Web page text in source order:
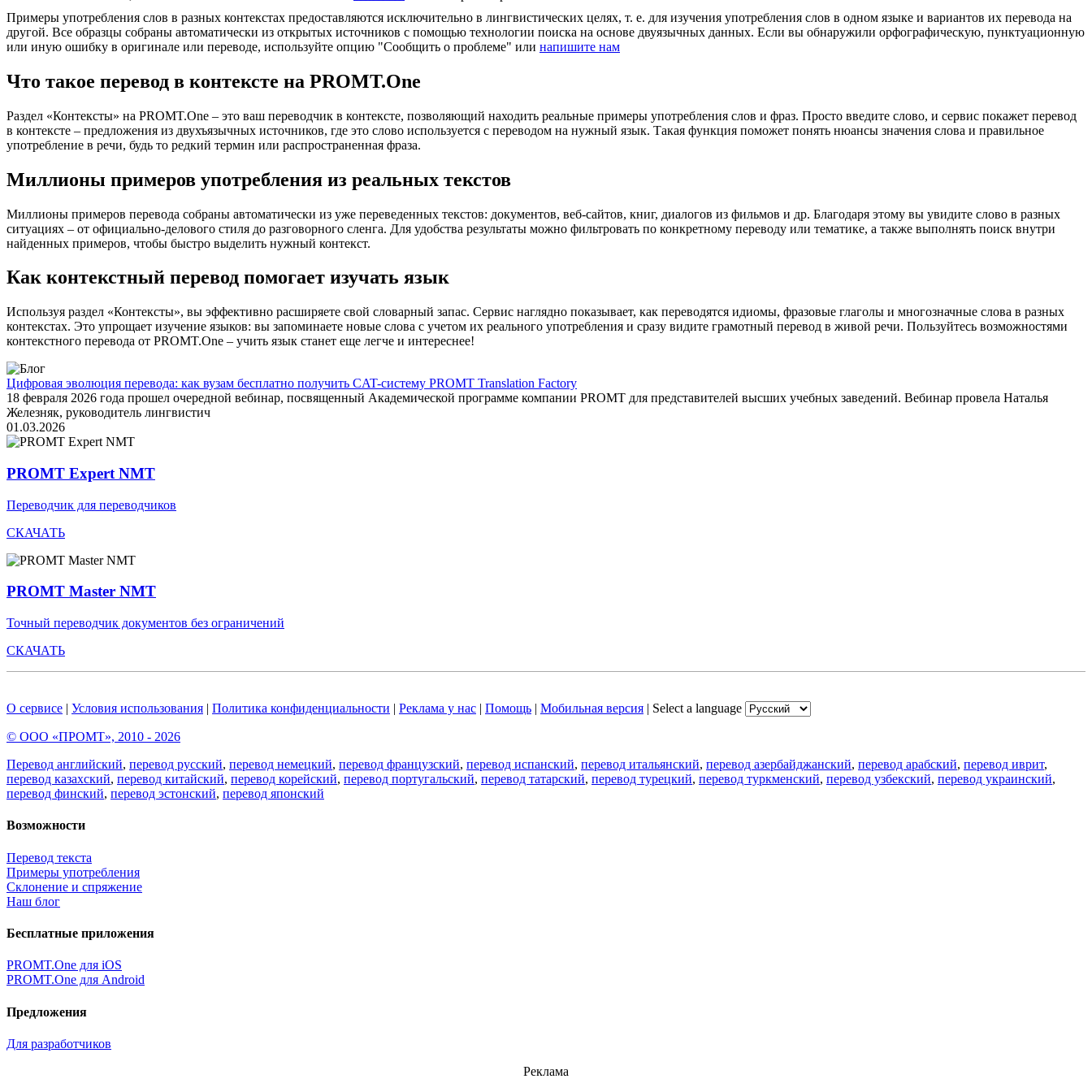
Примеры употребления слов в разных контекстах предоставляются исключительно в лингвистических целях, т. е. для изучения употребления слов в одном языке и вариантов их перевода на
другой. Все образцы собраны автоматически из открытых источников с помощью технологии поиска на основе двуязычных данных. Если вы обнаружили орфографическую, пунктуационную
или иную ошибку в оригинале или переводе, используйте опцию "Сообщить о проблеме" или напишите нам
Что такое перевод в контексте на PROMT.One
Раздел «Контексты» на PROMT.One – это ваш переводчик в контексте, позволяющий находить реальные примеры употребления слов и фраз. Просто введите слово, и сервис покажет перевод
в контексте – предложения из двухъязычных источников, где это слово используется с переводом на нужный язык. Такая функция поможет понять нюансы значения слова и правильное
употребление в речи, будь то редкий термин или распространенная фраза.
Миллионы примеров употребления из реальных текстов
Миллионы примеров перевода собраны автоматически из уже переведенных текстов: документов, веб-сайтов, книг, диалогов из фильмов и др. Благодаря этому вы увидите слово в разных
ситуациях – от официально-делового стиля до разговорного сленга. Для удобства результаты можно фильтровать по конкретному переводу или тематике, а также выполнять поиск внутри
найденных примеров, чтобы быстро выделить нужный контекст.
Как контекстный перевод помогает изучать язык
Используя раздел «Контексты», вы эффективно расширяете свой словарный запас. Сервис наглядно показывает, как переводятся идиомы, фразовые глаголы и многозначные слова в разных
контекстах. Это упрощает изучение языков: вы запоминаете новые слова с учетом их реального употребления и сразу видите грамотный перевод в живой речи. Пользуйтесь возможностями
контекстного перевода от PROMT.One – учить язык станет еще легче и интереснее!
Цифровая эволюция перевода: как вузам бесплатно получить CAT-систему PROMT Translation Factory
18 февраля 2026 года прошел очередной вебинар, посвященный Академической программе компании PROMT для представителей высших учебных заведений. Вебинар провела Наталья
Железняк, руководитель лингвистич
01.03.2026
PROMT Expert NMT
Переводчик для переводчиков
СКАЧАТЬ
PROMT Master NMT
Точный переводчик документов без ограничений
СКАЧАТЬ
О сервисе | Условия использования | Политика конфиденциальности | Реклама у нас | Помощь | Мобильная версия | Select a language
© ООО «ПРОМТ», 2010 - 2026
Перевод английский, перевод русский, перевод немецкий, перевод французский, перевод испанский, перевод итальянский, перевод азербайджанский, перевод арабский, перевод иврит,
перевод казахский, перевод китайский, перевод корейский, перевод португальский, перевод татарский, перевод турецкий, перевод туркменский, перевод узбекский, перевод украинский,
перевод финский, перевод эстонский, перевод японский
Возможности
Перевод текста
Примеры употребления
Склонение и спряжение
Наш блог
Бесплатные приложения
PROMT.One для iOS
PROMT.One для Android
Предложения
Для разработчиков
Реклама